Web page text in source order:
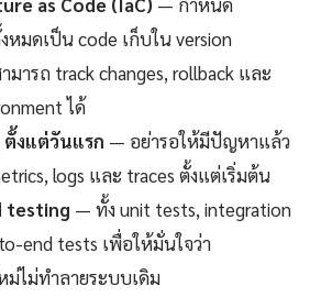
หมดเป็น code เก็บใน version
ารถ track changes, rollback และ
ได้
งแต่วันแรก — อย่ารอให้มีปัญหาแล้ว
logs และ traces ตั้งแต่เริ่มต้น
testing — ทั้ง unit tests, integration
end tests เพื่อให้มั่นใจว่า
ม่ไม่ทำลายระบบเดิม